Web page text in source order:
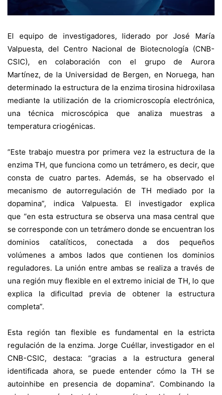
El equipo de investigadores, liderado por José María
Valpuesta, del Centro Nacional de Biotecnología (CNB-
CSIC), en colaboración con el grupo de Aurora
Martínez, de la Universidad de Bergen, en Noruega, han
determinado la estructura de la enzima tirosina hidroxilasa
mediante la utilización de la criomicroscopía electrónica,
una técnica microscópica que analiza muestras a
temperatura criogénicas.
“Este trabajo muestra por primera vez la estructura de la
enzima TH, que funciona como un tetrámero, es decir, que
consta de cuatro partes. Además, se ha observado el
mecanismo de autorregulación de TH mediado por la
dopamina”, indica Valpuesta. El investigador explica
que “en esta estructura se observa una masa central que
se corresponde con un tetrámero donde se encuentran los
dominios catalíticos, conectada a dos pequeños
volúmenes a ambos lados que contienen los dominios
reguladores. La unión entre ambas se realiza a través de
una región muy flexible en el extremo inicial de TH, lo que
explica la dificultad previa de obtener la estructura
completa”.
Esta región tan flexible es fundamental en la estricta
regulación de la enzima. Jorge Cuéllar, investigador en el
CNB-CSIC, destaca: “gracias a la estructura general
identificada ahora, se puede entender cómo la TH se
autoinhibe en presencia de dopamina”. Combinando la